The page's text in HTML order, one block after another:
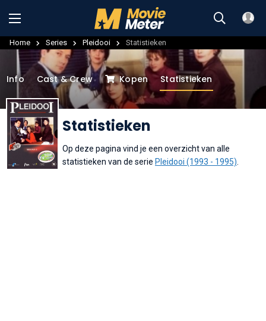
Home Series Pleidooi Statistieken
Info Cast & Crew Kopen Statistieken
Statistieken
Op deze pagina vind je een overzicht van alle
statistieken van de serie Pleidooi (1993 - 1995)